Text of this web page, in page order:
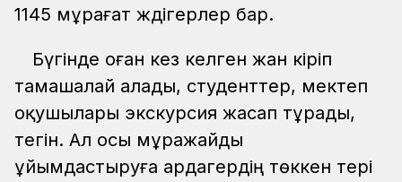
1145 мұрағат жәдігерлер бар.
Бүгінде оған кез келген жан кіріп
тамашалай алады, студенттер, мектеп
оқушылары экскурсия жасап тұрады,
тегін. Ал осы мұражайды
ұйымдастыруға ардагердің төккен тері